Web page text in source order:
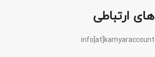
های ارتباطی